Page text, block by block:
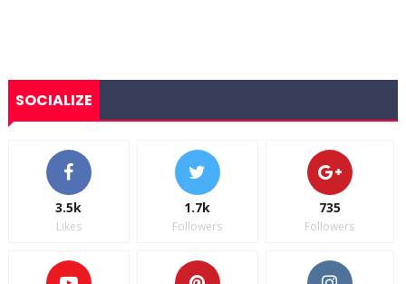
SOCIALIZE
3.5k
Likes
1.7k
Followers
735
Followers